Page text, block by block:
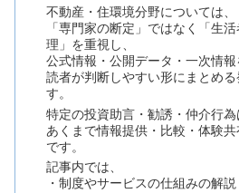
不動産・住環境分野については、
「専門家の断定」ではなく「生
理」を重視し、
公式情報・公開データ・一次情報
読者が判断しやすい形にまとめ
す。
特定の投資助言・勧誘・仲介行為
あくまで情報提供・比較・体験
です。
記事内では、
・制度やサービスの仕組みの解説